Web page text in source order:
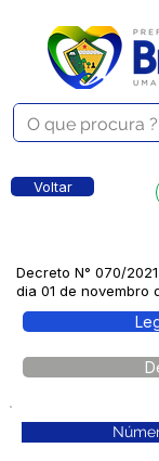
Voltar
Decreto N° 070/
dia 01 de novembro